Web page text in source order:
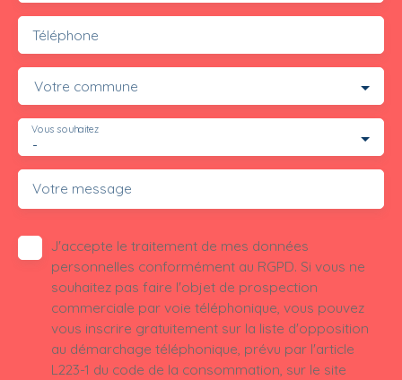
Téléphone
Votre commune
-
Vous souhaitez
Votre message
J'accepte le traitement de mes données
personnelles conformément au RGPD. Si vous ne
souhaitez pas faire l'objet de prospection
commerciale par voie téléphonique, vous pouvez
vous inscrire gratuitement sur la liste d'opposition
au démarchage téléphonique, prévu par l'article
L223-1 du code de la consommation, sur le site